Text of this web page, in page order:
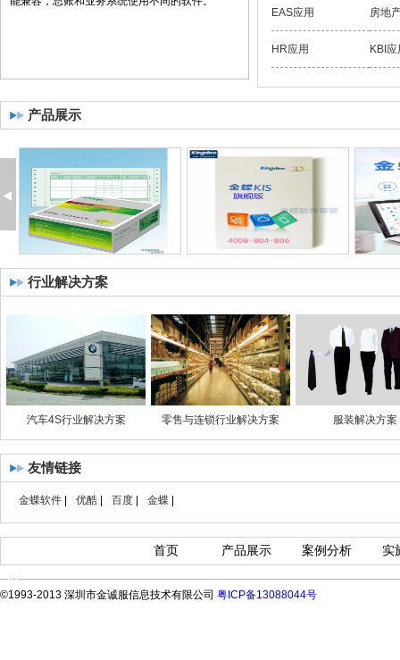
我们公司管理大大迈进了一步。”
使用了金蝶K/3标准成本管理系统以来,我们集团
完全实现了对成本及费用的预测、控制和反馈，
通过对同类产品的成本对比，很容易就分析出成
本差异进而对成本进行更细致的分析和控制
EAS应用 房地
HR应用 KBI应
产品展示
行业解决方案
汽车4S行业解决方案 零售与连锁行业解决方案 服装解决方案
友情链接
金蝶软件 优酷 百度 金蝶
首页 产品展示 案例分析 实
©1993-2013 深圳市金诚服信息技术有限公司 粤ICP备13088044号